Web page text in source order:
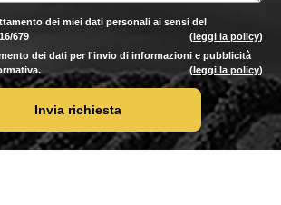
dei miei dati personali ai sensi del
679
(leggi la policy)
dei dati per l'invio di informazioni e pubblicità
(leggi la policy)
Invia richiesta